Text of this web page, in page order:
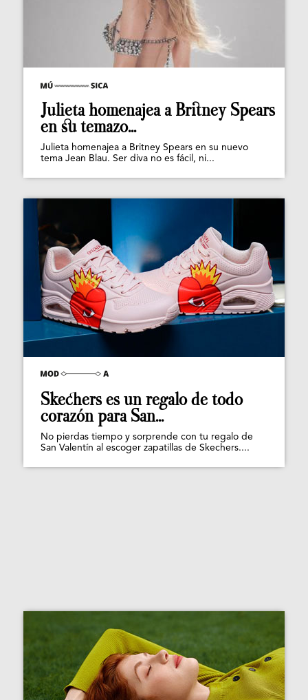
Julieta homenajea a Britney Spears
en su temazo...
Julieta homenajea a Britney Spears en su nuevo
tema Jean Blau. Ser diva no es fácil, ni...
Skechers es un regalo de todo
corazón para San...
No pierdas tiempo y sorprende con tu regalo de
San Valentín al escoger zapatillas de Skechers....